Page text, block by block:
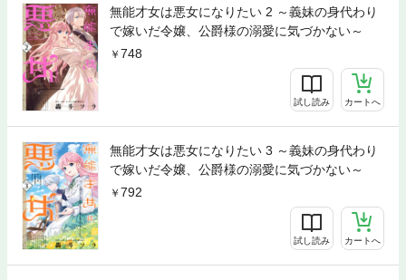
無能才女は悪女になりたい 2 ～義妹の身代わり
で嫁いだ令嬢、公爵様の溺愛に気づかない～
748
試し読み カートへ
無能才女は悪女になりたい 3 ～義妹の身代わり
で嫁いだ令嬢、公爵様の溺愛に気づかない～
792
試し読み カートへ